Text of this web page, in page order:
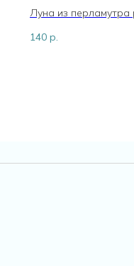
Луна из перламутра
140 р.